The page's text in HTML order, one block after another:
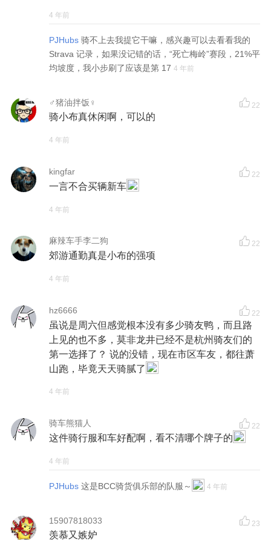
4 年前
PJHubs 骑不上去我提它干嘛，感兴趣可以去看看我的
Strava 记录，如果没记错的话，“死亡梅岭”赛段，21%平
均坡度，我小步刷了应该是第 17 4 年前
♂猪油拌饭♀ 22
骑小布真休闲啊，可以的
4 年前
kingfar 22
一言不合买辆新车
4 年前
麻辣车手李二狗 22
郊游通勤真是小布的强项
4 年前
hz6666 22
虽说是周六但感觉根本没有多少骑友鸭，而且路
上见的也不多，莫非龙井已经不是杭州骑友们的
第一选择了？ 说的没错，现在市区车友，都往萧
山跑，毕竟天天骑腻了
4 年前
骑车熊猫人 22
这件骑行服和车好配啊，看不清哪个牌子的
4 年前
PJHubs 这是BCC骑货俱乐部的队服～ 4 年前
15907818033 23
羡慕又嫉妒